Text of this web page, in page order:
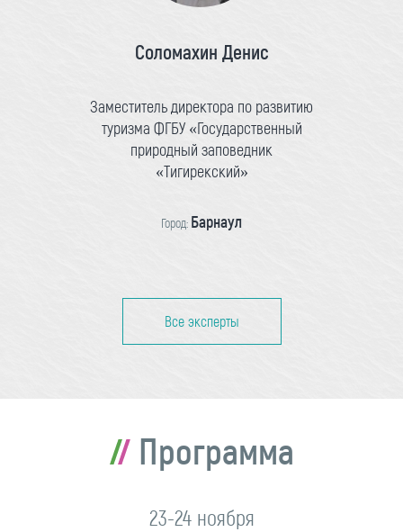
Соломахин Денис
Заместитель директора по развитию
туризма ФГБУ «Государственный
природный заповедник
«Тигирекский»
Город: Барнаул
Все эксперты
Программа
23-24 ноября